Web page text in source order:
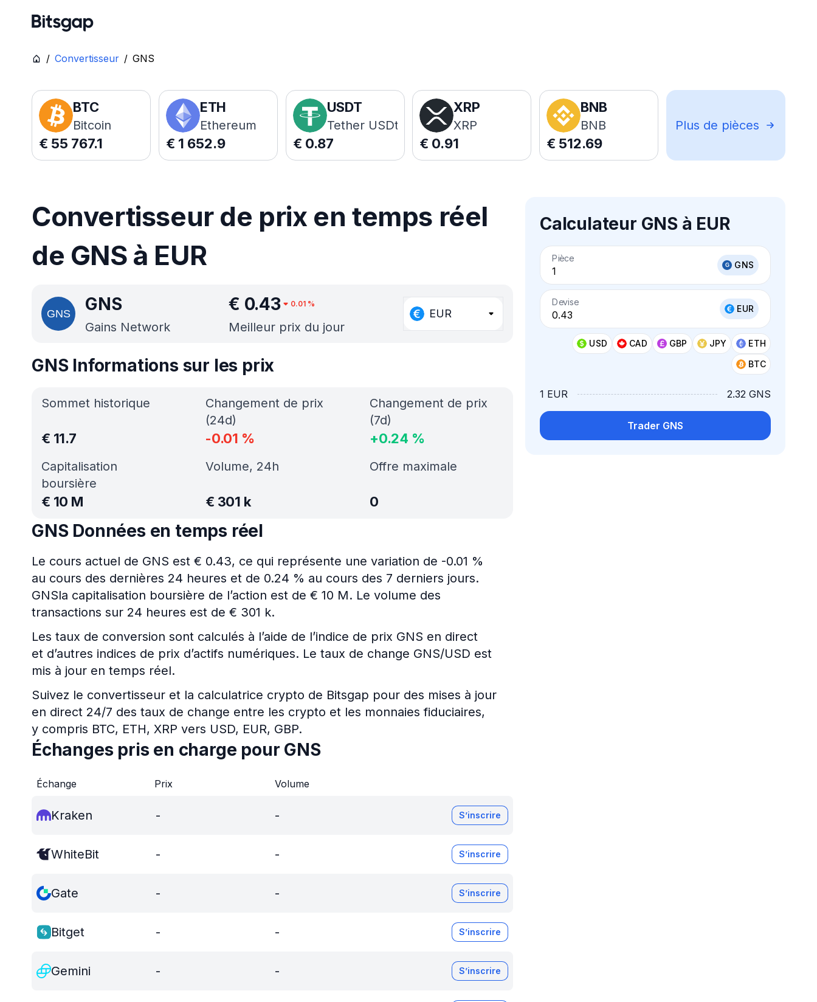
/ Convertisseur / GNS
BTC
Bitcoin
€ 55 767.1
ETH
Ethereum
€ 1 652.9
USDT
Tether USDt
€ 0.87
XRP
XRP
€ 0.91
BNB
BNB
€ 512.69
Plus de pièces
Convertisseur de prix en temps réel
de GNS à EUR
GNS
Gains Network
€ 0.43 0.01%
Meilleur prix du jour
EUR
Calculateur GNS à EUR
Pièce
GNS
Devise
EUR
USD CAD GBP JPY
ETH
BTC
1 EUR 2.32 GNS
Trader GNS
GNS Informations sur les prix
Sommet historique
€ 11.7
Capitalisation
boursière
€ 10 M
Changement de prix
(24d)
-0.01 %
Changement de prix
(7d)
+0.24 %
Volume, 24h
€ 301 k
Offre maximale
0
GNS Données en temps réel
Le cours actuel de GNS est € 0.43, ce qui représente une variation de -0.01 %
au cours des dernières 24 heures et de 0.24 % au cours des 7 derniers jours.
GNSla capitalisation boursière de l’action est de € 10 M. Le volume des
transactions sur 24 heures est de € 301 k.
Les taux de conversion sont calculés à l’aide de l’indice de prix GNS en direct
et d’autres indices de prix d’actifs numériques. Le taux de change GNS/USD est
mis à jour en temps réel.
Suivez le convertisseur et la calculatrice crypto de Bitsgap pour des mises à jour
en direct 24/7 des taux de change entre les crypto et les monnaies fiduciaires,
y compris BTC, ETH, XRP vers USD, EUR, GBP.
Échanges pris en charge pour GNS
Échange Prix Volume
Kraken - - S’inscrire
WhiteBit - - S’inscrire
Gate - - S’inscrire
Bitget - - S’inscrire
Gemini - - S’inscrire